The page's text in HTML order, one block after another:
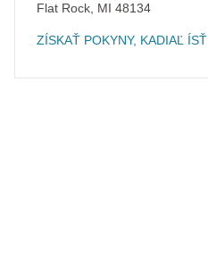
Flat Rock MI 48134
ZÍSKAŤ POKYNY, KADIAĽ ÍSŤ